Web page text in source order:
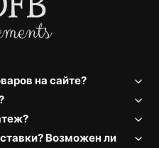
на сайте?
Возможен ли